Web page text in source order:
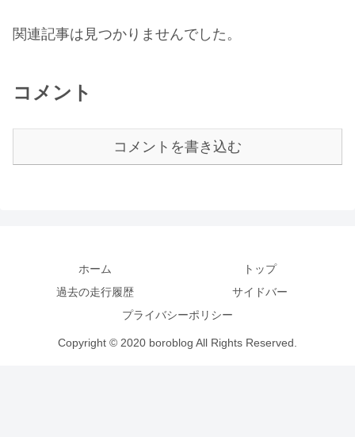
関連記事は見つかりませんでした。
コメント
コメントを書き込む
ホーム
トップ
過去の走行履歴
サイドバー
プライバシーポリシー
Copyright © 2020 boroblog All Rights Reserved.